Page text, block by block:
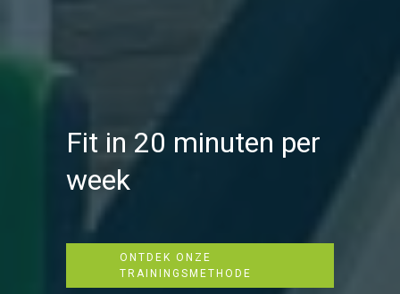
Fit in 20 minuten per
week
ONTDEK ONZE
TRAININGSMETHODE